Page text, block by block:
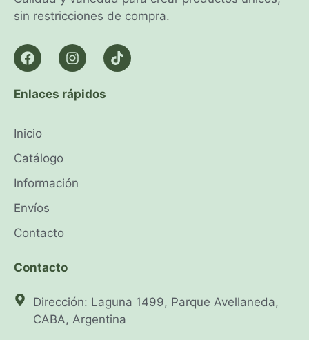
sin restricciones de compra.
Enlaces rápidos
Inicio
Catálogo
Información
Envíos
Contacto
Contacto
Dirección: Laguna 1499, Parque Avellaneda,
CABA, Argentina